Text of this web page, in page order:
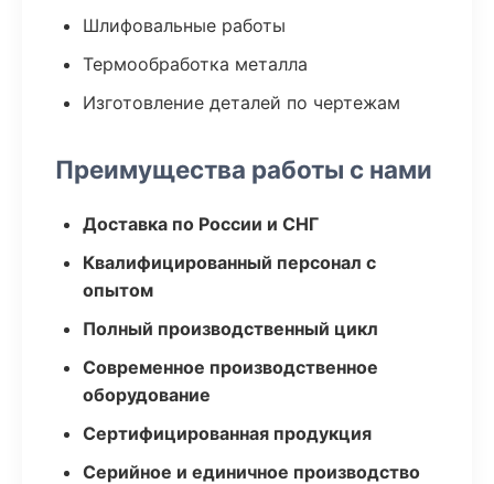
Шлифовальные работы
Термообработка металла
Изготовление деталей по чертежам
Преимущества работы с нами
Доставка по России и СНГ
Квалифицированный персонал с
опытом
Полный производственный цикл
Современное производственное
оборудование
Сертифицированная продукция
Серийное и единичное производство